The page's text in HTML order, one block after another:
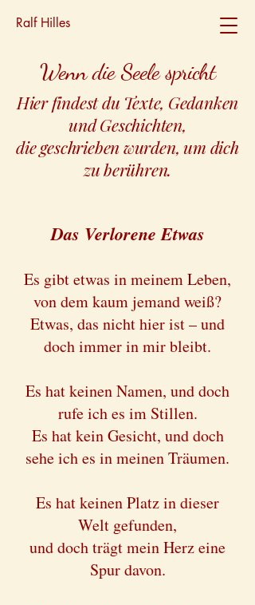
Ralf Hilles
Wenn die Seele spricht
Hier findest du Texte, Gedanken
und Geschichten,
die geschrieben wurden, um dich
zu berühren.
Das Verlorene Etwas
Es gibt etwas in meinem Leben,
von dem kaum jemand weiß?
Etwas, das nicht hier ist – und
doch immer in mir bleibt.
Es hat keinen Namen, und doch
rufe ich es im Stillen.
Es hat kein Gesicht, und doch
sehe ich es in meinen Träumen.
Es hat keinen Platz in dieser
Welt gefunden,
und doch trägt mein Herz eine
Spur davon.